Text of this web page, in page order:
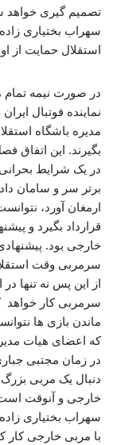
تصمیم گیری خواهد
سهراب بختیاری
استقلال حمایت از
در صورت نیمه تمام
نماینده فوتبال
مدیره باشگاه
بگیرند. این اتفاق
در یک شرایط
برتر سر و سامان
ارمغان آورد،
قرارداد بگیرد و
خارجی بود.
سرمربی وقت
از این پس نه تنها در
سرمربی کار خواهد
ماندن بازی ها
که اعضای هیات
در زمان مجتبی
دنبال یک مربی
خارجی و آنوقت است
سهراب بختیاری زاده
با مربی خارجی کار